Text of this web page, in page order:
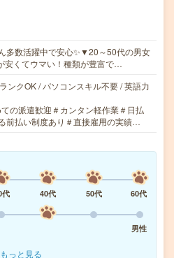
多数活躍中で安心✨▼20～50代の男女
安くてウマい！種類が豊富で…
ンクOK / パソコンスキル不要 / 英語力
の派遣歓迎＃カンタン軽作業＃日払
前払い制度あり＃直接雇用の実績…
代 40代 50代
60代
男性
もっと見る